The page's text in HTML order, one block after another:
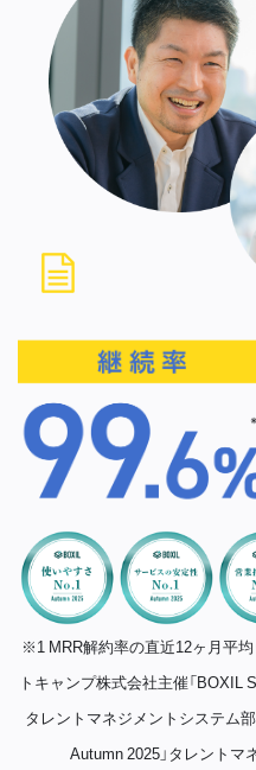
※1 MRR解約率の直近12ヶ月平均
トキャンプ株式会社主催「BOXIL
タレントマネジメントシステム
Autumn 2025」タレント